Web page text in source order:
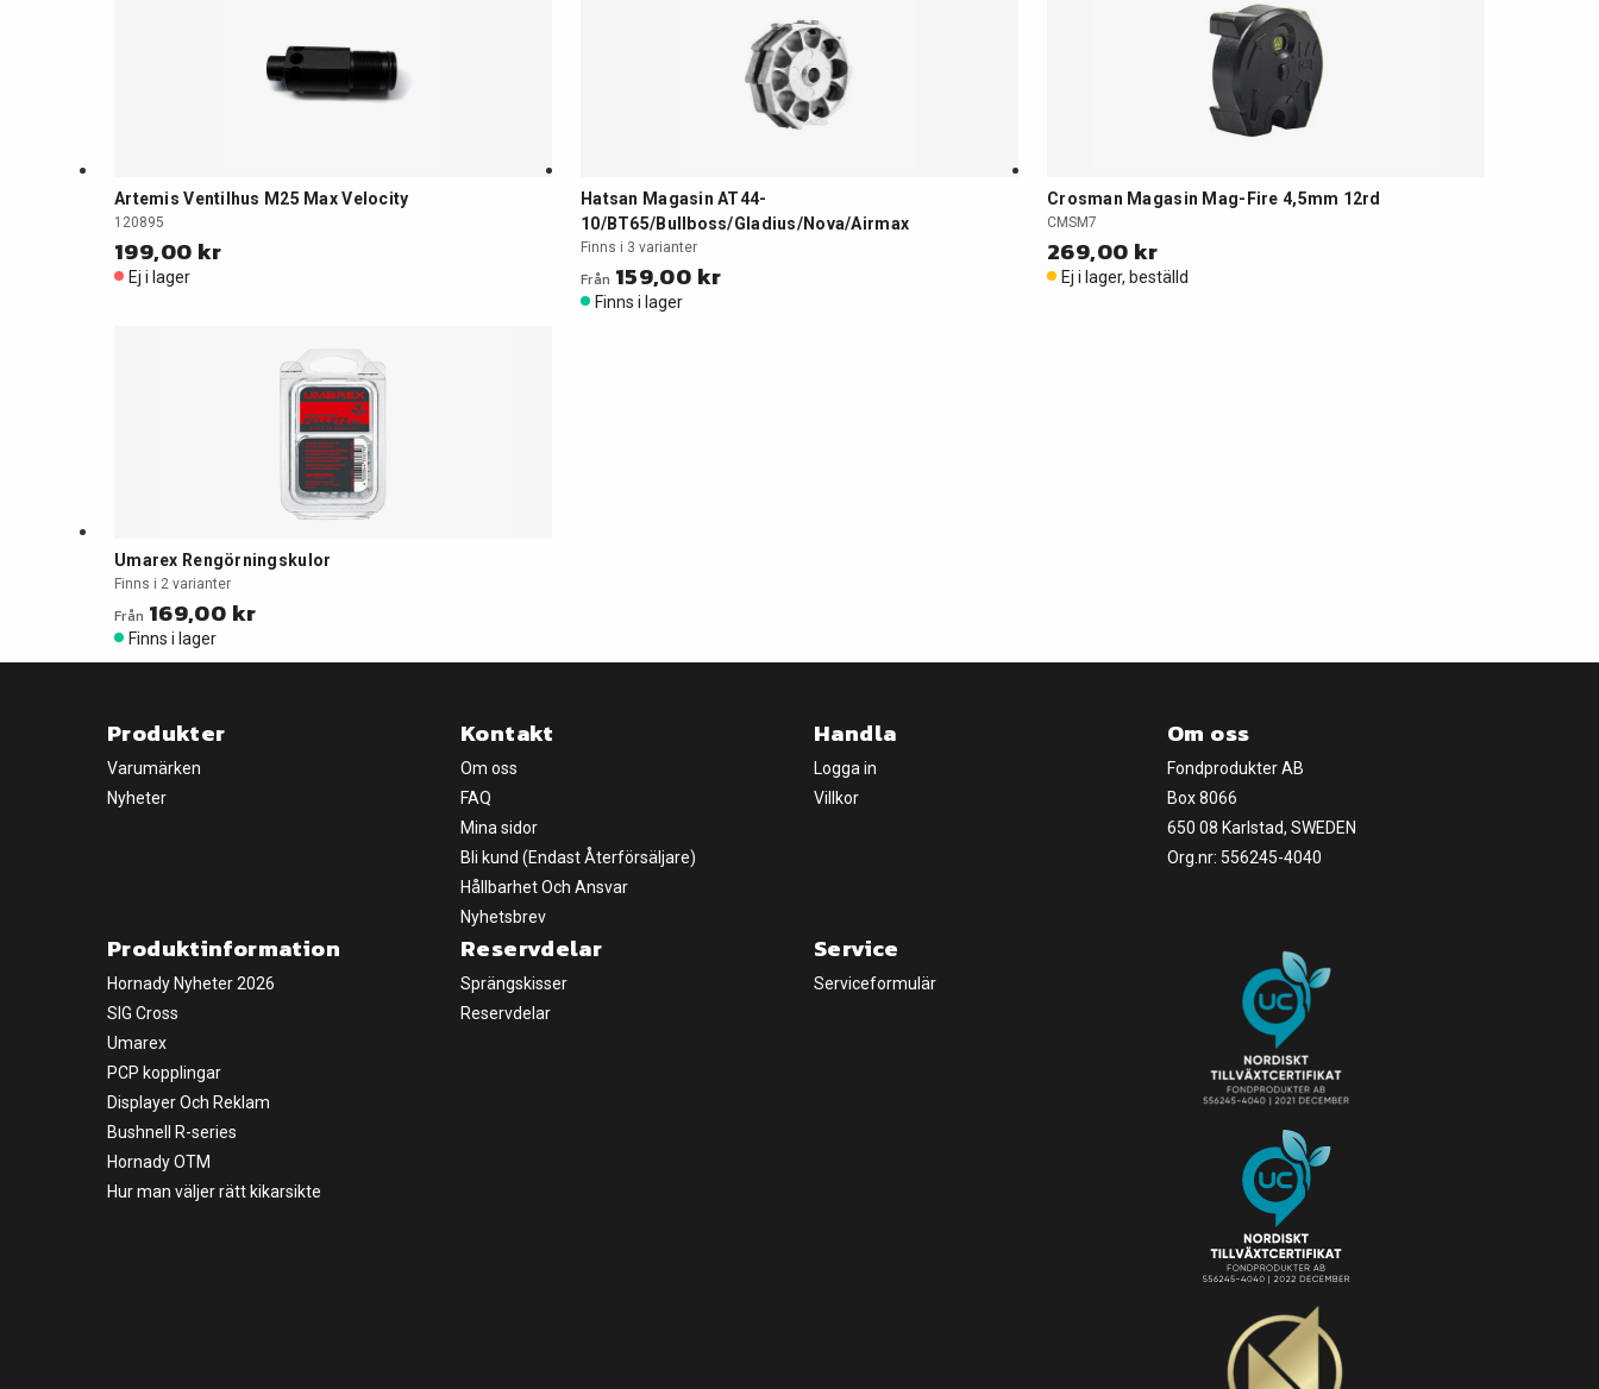
Artemis Ventilhus M25 Max Velocity
120895
199,00 kr
Ej i lager
Hatsan Magasin AT44-
10/BT65/Bullboss/Gladius/Nova/Airmax
Finns i 3 varianter
Från 159,00 kr
Finns i lager
Crosman Magasin Mag-Fire 4,5mm 12rd
CMSM7
269,00 kr
Ej i lager, beställd
Umarex Rengörningskulor
Finns i 2 varianter
Från 169,00 kr
Finns i lager
Produkter
Varumärken
Nyheter
Kontakt
Om oss
FAQ
Mina sidor
Bli kund (Endast Återförsäljare)
Hållbarhet Och Ansvar
Nyhetsbrev
Handla
Logga in
Villkor
Om oss
Fondprodukter AB
Box 8066
650 08 Karlstad, SWEDEN
Org.nr: 556245-4040
Produktinformation
Hornady Nyheter 2026
SIG Cross
Umarex
PCP kopplingar
Displayer Och Reklam
Bushnell R-series
Hornady OTM
Hur man väljer rätt kikarsikte
Reservdelar
Sprängskisser
Reservdelar
Service
Serviceformulär